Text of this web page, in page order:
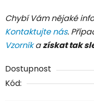
Chybí Vám nějaké
Kontaktujte nás.
Vzorníkazískat tak
Dostupnost
Kód: